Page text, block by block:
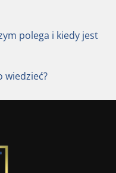
polega i kiedy jest
wiedzieć?